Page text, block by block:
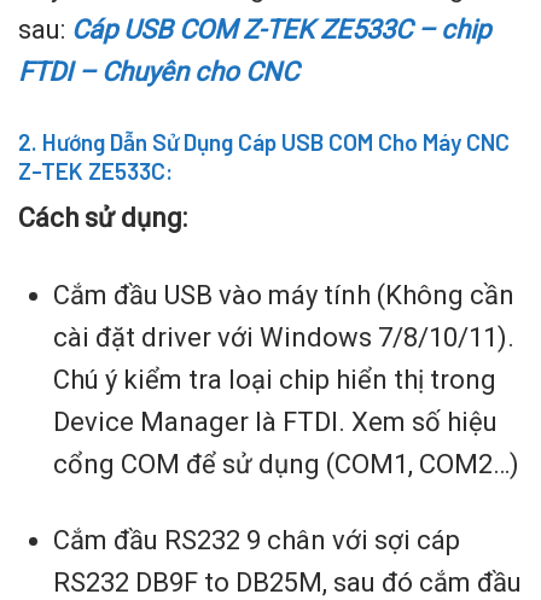
sau: Cáp USB COM Z-TEK ZE533C – chip
FTDI – Chuyên cho CNC
2. Hướng Dẫn Sử Dụng Cáp USB COM Cho Máy CNC
Z-TEK ZE533C:
Cách sử dụng:
Cắm đầu USB vào máy tính (Không cần
cài đặt driver với Windows 7/8/10/11).
Chú ý kiểm tra loại chip hiển thị trong
Device Manager là FTDI. Xem số hiệu
cổng COM để sử dụng (COM1, COM2…)
Cắm đầu RS232 9 chân với sợi cáp
RS232 DB9F to DB25M, sau đó cắm đầu